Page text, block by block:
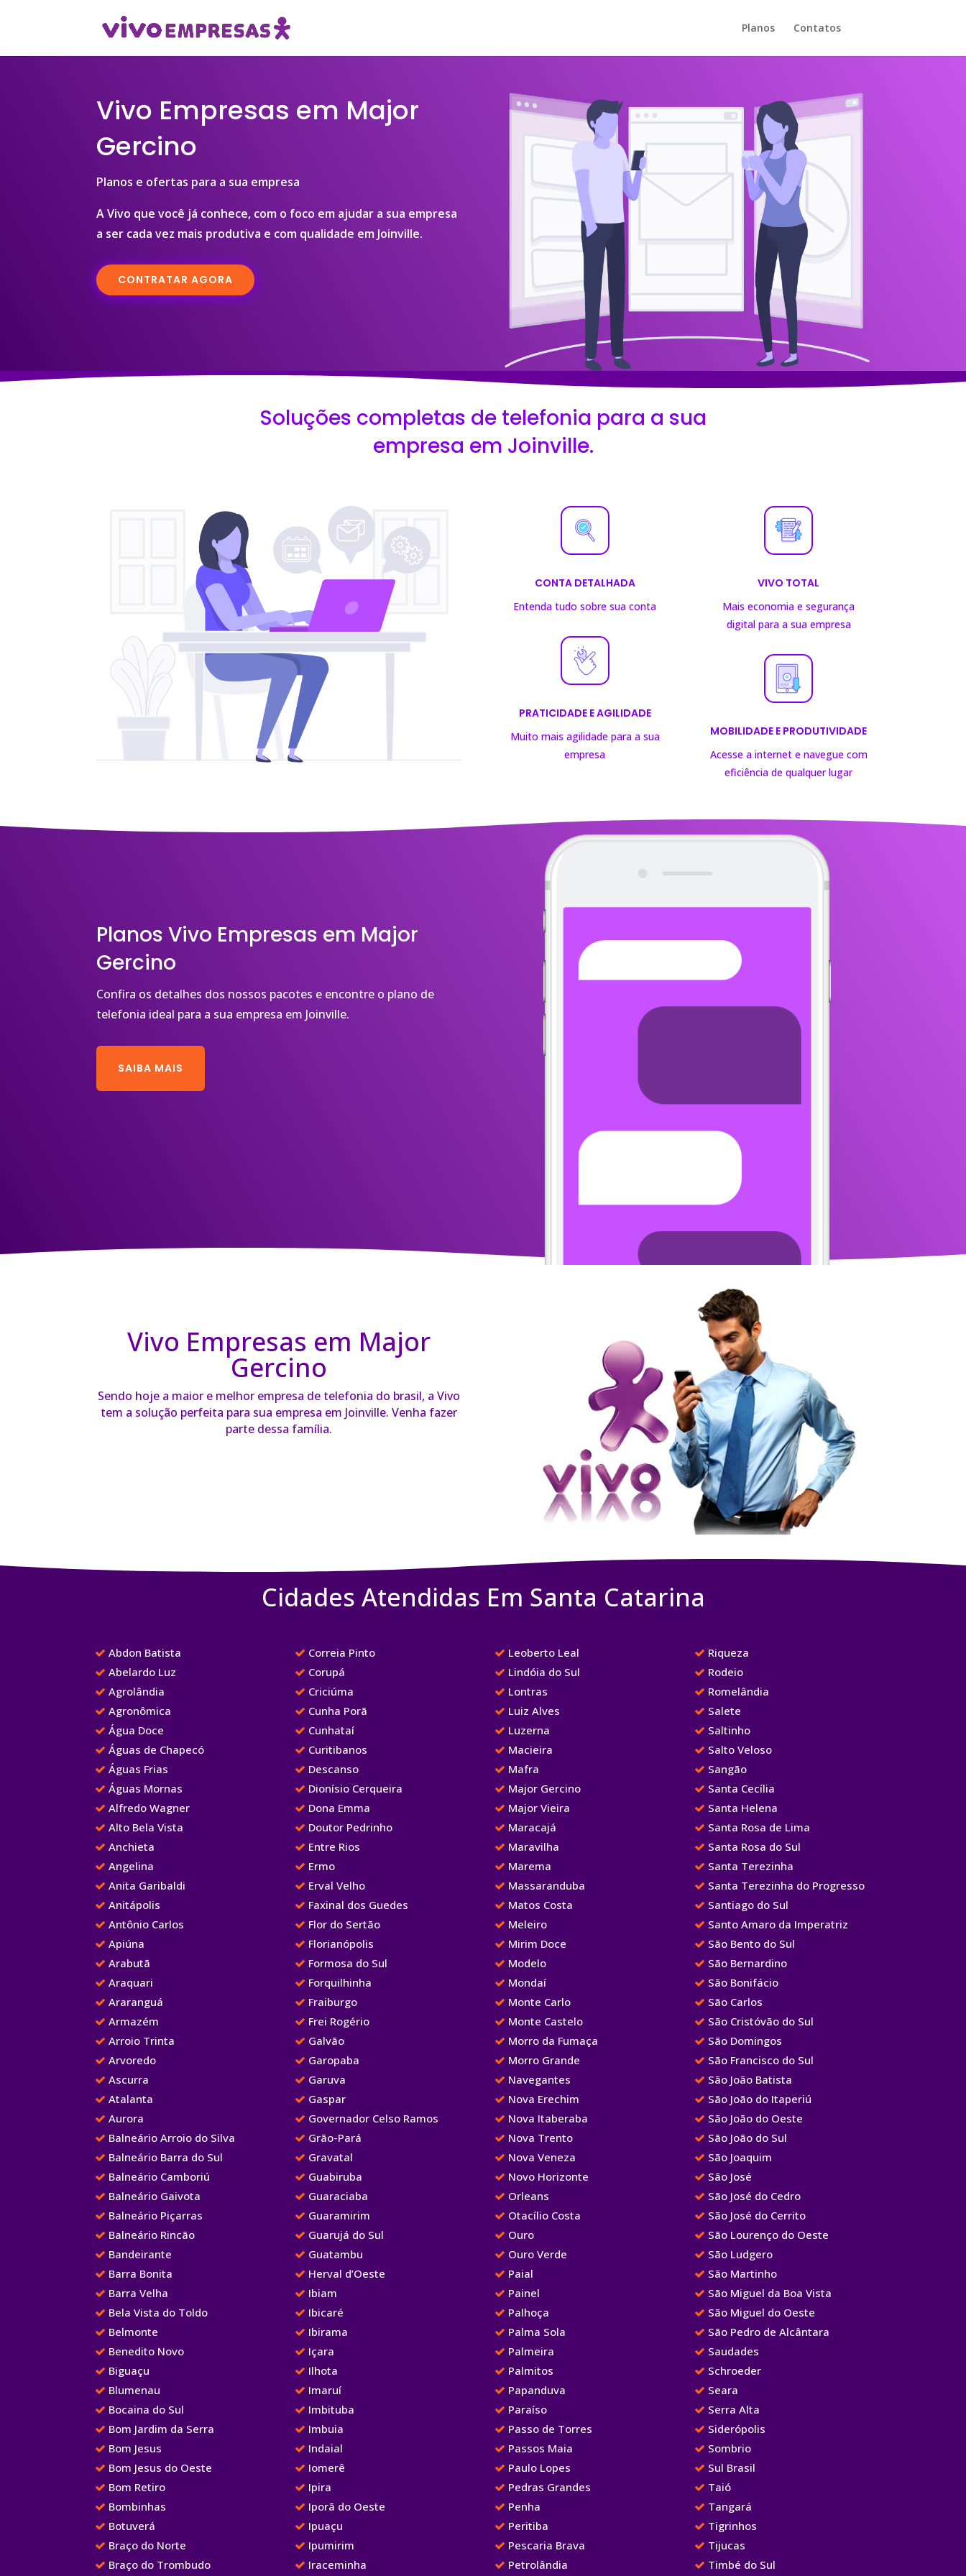
Planos Contatos
Vivo Empresas em Major
Gercino
Planos e ofertas para a sua empresa
A Vivo que você já conhece, com o foco em ajudar a sua empresa
a ser cada vez mais produtiva e com qualidade em Joinville.
CONTRATAR AGORA
Soluções completas de telefonia para a sua
empresa em Joinville.
CONTA DETALHADA
Entenda tudo sobre sua conta
PRATICIDADE E AGILIDADE
Muito mais agilidade para a sua
empresa
VIVO TOTAL
Mais economia e segurança
digital para a sua empresa
MOBILIDADE E PRODUTIVIDADE
Acesse a internet e navegue com
eficiência dequalquer lugar
Planos Vivo Empresas em Major
Gercino
Confira os detalhes dos nossos pacotes e encontre o plano de
telefonia ideal para a sua empresa em Joinville.
SAIBA MAIS
Vivo Empresas em Major
Gercino
Sendo hoje a maior e melhor empresa de telefonia do brasil, a Vivo
tem a solução perfeita para sua empresa em Joinville. Venha fazer
parte dessa família.
Cidades Atendidas Em Santa Catarina
Abdon Batista
Abelardo Luz
Agrolândia
Agronômica
Água Doce
Águas de Chapecó
Águas Frias
Águas Mornas
Alfredo Wagner
Alto Bela Vista
Anchieta
Angelina
Anita Garibaldi
Anitápolis
Antônio Carlos
Apiúna
Arabutã
Araquari
Araranguá
Armazém
Arroio Trinta
Arvoredo
Ascurra
Atalanta
Aurora
Balneário Arroio do Silva
Balneário Barra do Sul
Balneário Camboriú
Balneário Gaivota
Balneário Piçarras
Balneário Rincão
Bandeirante
Barra Bonita
Barra Velha
Bela Vista do Toldo
Belmonte
Benedito Novo
Biguaçu
Blumenau
Bocaina do Sul
Bom Jardim da Serra
Bom Jesus
Bom Jesus do Oeste
Bom Retiro
Bombinhas
Botuverá
Braço do Norte
Braço do Trombudo
Correia Pinto
Corupá
Criciúma
Cunha Porã
Cunhataí
Curitibanos
Descanso
Dionísio Cerqueira
Dona Emma
Doutor Pedrinho
Entre Rios
Ermo
Erval Velho
Faxinal dos Guedes
Flor do Sertão
Florianópolis
Formosa do Sul
Forquilhinha
Fraiburgo
Frei Rogério
Galvão
Garopaba
Garuva
Gaspar
Governador Celso Ramos
Grão-Pará
Gravatal
Guabiruba
Guaraciaba
Guaramirim
Guarujá do Sul
Guatambu
Herval d’Oeste
Ibiam
Ibicaré
Ibirama
Içara
Ilhota
Imaruí
Imbituba
Imbuia
Indaial
Iomerê
Ipira
Iporã do Oeste
Ipuaçu
Ipumirim
Iraceminha
Leoberto Leal
Lindóia do Sul
Lontras
Luiz Alves
Luzerna
Macieira
Mafra
Major Gercino
Major Vieira
Maracajá
Maravilha
Marema
Massaranduba
Matos Costa
Meleiro
Mirim Doce
Modelo
Mondaí
Monte Carlo
Monte Castelo
Morro da Fumaça
Morro Grande
Navegantes
Nova Erechim
Nova Itaberaba
Nova Trento
Nova Veneza
Novo Horizonte
Orleans
Otacílio Costa
Ouro
Ouro Verde
Paial
Painel
Palhoça
Palma Sola
Palmeira
Palmitos
Papanduva
Paraíso
Passo de Torres
Passos Maia
Paulo Lopes
Pedras Grandes
Penha
Peritiba
Pescaria Brava
Petrolândia
Riqueza
Rodeio
Romelândia
Salete
Saltinho
Salto Veloso
Sangão
Santa Cecília
Santa Helena
Santa Rosa de Lima
Santa Rosa do Sul
Santa Terezinha
Santa Terezinha do Progresso
Santiago do Sul
Santo Amaro da Imperatriz
São Bento do Sul
São Bernardino
São Bonifácio
São Carlos
São Cristóvão do Sul
São Domingos
São Francisco do Sul
São João Batista
São João do Itaperiú
São João do Oeste
São João do Sul
São Joaquim
São José
São José do Cedro
São José do Cerrito
São Lourenço do Oeste
São Ludgero
São Martinho
São Miguel da Boa Vista
São Miguel do Oeste
São Pedro de Alcântara
Saudades
Schroeder
Seara
Serra Alta
Siderópolis
Sombrio
Sul Brasil
Taió
Tangará
Tigrinhos
Tijucas
Timbé do Sul